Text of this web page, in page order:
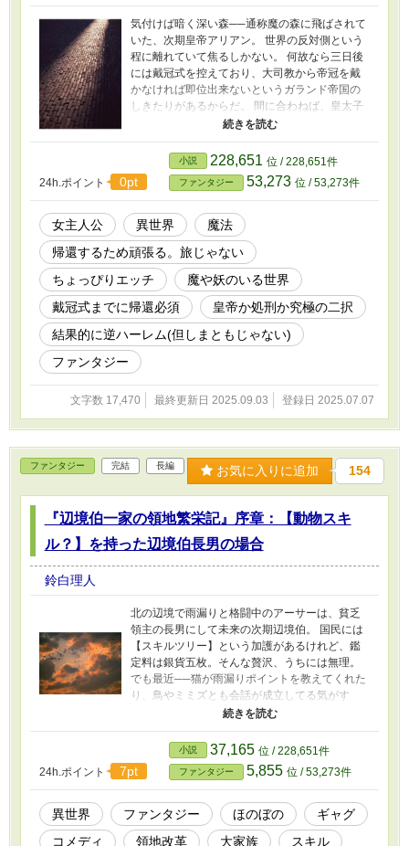
気付けば暗く深い森──通称魔の森に飛ばされて
いた、次期皇帝アリアン。 世界の反対側という
程に離れていて焦るしかない。 何故なら三日後
には戴冠式を控えており、大司教から帝冠を戴
かなければ即位出来ないというガランド帝国の
しきたりがあるからだ。 間に合わねば、皇太子
の地位をはく奪され処刑される運命が待ってい
る。 タイムリミットが刻々と迫る中、自分を慕
う(モノにしたい・喰いたい・エナジーをドリン
クしたい)モノたちが次から次へと現れる。 果た
してアリアンは戴冠式に間に合い、即位出来る
のか── 更新頻度はゆっくりです。
24h.ポイント 0pt
小説 228,651 位 / 228,651件
ファンタジー 53,273 位 / 53,273件
女主人公 異世界
魔法
帰還するため頑張る。旅じゃない
ちょっぴりエッチ
魔や妖のいる世界
戴冠式までに帰還必須
皇帝か処刑か究極の二択
結果的に逆ハーレム(但しまともじゃない)
ファンタジー
文字数 17,470 最終更新日 2025.09.03 登録日 2025.07.07
ファンタジー 完結 長編 お気に入りに追加 154
『辺境伯一家の領地繁栄記』序章：【動物スキ
ル？】を持った辺境伯長男の場合
鈴白理人
北の辺境で雨漏りと格闘中のアーサーは、貧乏
領主の長男にして未来の次期辺境伯。 国民には
【スキルツリー】という加護があるけれど、鑑
定料は銀貨五枚。そんな贅沢、うちには無理。
でも最近──猫が雨漏りポイントを教えてくれた
り、鳥やミミズとも会話が成立してる気がす
る。 これってもしかして【動物スキル？】 笑っ
て働く貧乏大家族と一緒に、雨漏り屋敷から始
まる、のんびりほのぼの領地改革物語！
24h.ポイント 7pt
小説 37,165 位 / 228,651件
ファンタジー 5,855 位 / 53,273件
異世界 ファンタジー ほのぼの
ギャグ
コメディ
領地改革 大家族 スキル